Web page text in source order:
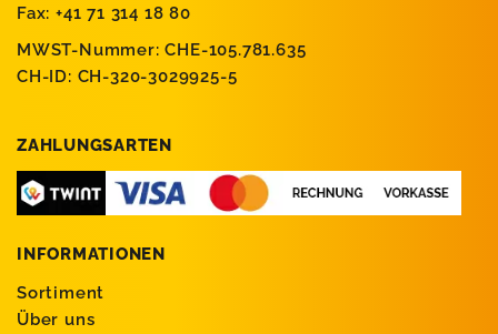
Fax: +41 71 314 18 80
MWST-Nummer: CHE-105.781.635
CH-ID: CH-320-3029925-5
ZAHLUNGSARTEN
INFORMATIONEN
Sortiment
Über uns